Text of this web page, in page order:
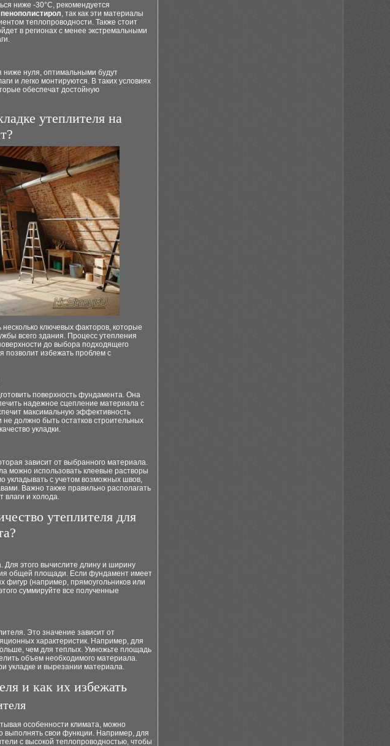
ниже -30°C, рекомендуется
, так как эти материалы
теплопроводности. Также стоит
в регионах с менее экстремальными
ниже нуля, оптимальными будут
и легко монтируются. В таких условиях
обеспечат достойную
утеплителя на
ключевых факторов, которые
всего здания. Процесс утепления
до выбора подходящего
позволит избежать проблем с
поверхность фундамента. Она
надежное сцепление материала с
максимальную эффективность
должно быть остатков строительных
укладки.
зависит от выбранного материала.
можно использовать клеевые растворы
укладывать с учетом возможных швов,
Важно также правильно располагать
влаги и холода.
утеплителя для
этого вычислите длину и ширину
общей площади. Если фундамент имеет
фигур (например, прямоугольников или
суммируйте все полученные
Это значение зависит от
характеристик. Например, для
чем для теплых. Умножьте площадь
объем необходимого материала.
укладке и вырезании материала.
и как их избежать
особенности климата, можно
выполнять свои функции. Например, для
с высокой теплопроводностью, чтобы